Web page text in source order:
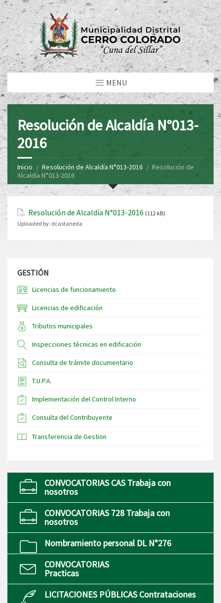
MENU
Resolución de Alcaldía N°013-
2016
Inicio Resolución de Alcaldía N°013-2016
Resolución de
Alcaldía N°013-2016
Resolución de Alcaldía N°013-2016 (112 kB)
Uploaded by: dcastaneda
GESTIÓN
Licencias de funcionamiento
Licencias de edificación
Tributos municipales
Inspecciones técnicas en edificación
Consulta de trámite documentario
T.U.P.A.
Implementación del Control Interno
Consulta del Contribuyente
Transferencia de Gestion
CONVOCATORIAS CAS Trabaja con
nosotros
CONVOCATORIAS 728 Trabaja con
nosotros
Nombramiento personal DL N°276
CONVOCATORIAS
Practicas
LICITACIONES PÚBLICAS Contrataciones